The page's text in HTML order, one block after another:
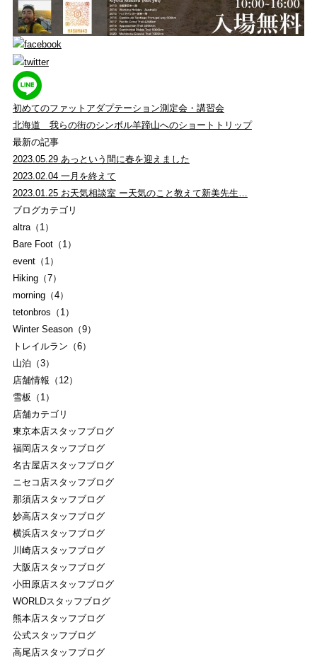
初めてのファットアダプテーション測定会・講習会
北海道 我らの街のシンボル羊蹄山へのショートトリップ
最新の記事
2023.05.29 あっという間に春を迎えました
2023.02.04 一月を終えて
2023.01.25 お天気相談室 ー天気のこと教えて新美先生…
ブログカテゴリ
altra（1）
Bare Foot（1）
event（1）
Hiking（7）
morning（4）
tetonbros（1）
Winter Season（9）
トレイルラン（6）
山泊（3）
店舗情報（12）
雪板（1）
店舗カテゴリ
東京本店スタッフブログ
福岡店スタッフブログ
名古屋店スタッフブログ
ニセコ店スタッフブログ
那須店スタッフブログ
妙高店スタッフブログ
横浜店スタッフブログ
川崎店スタッフブログ
大阪店スタッフブログ
小田原店スタッフブログ
WORLDスタッフブログ
熊本店スタッフブログ
公式スタッフブログ
高尾店スタッフブログ